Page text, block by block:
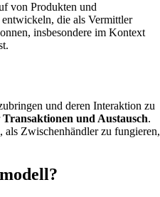
von Produkten und
die als Vermittler
insbesondere im Kontext
und deren Interaktion zu
Transaktionen und Austausch.
als Zwischenhändler zu fungieren,